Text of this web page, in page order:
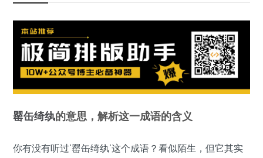
罂缶绮纨的意思，解析这一成语的含义
你有没有听过‘罂缶绮纨’这个成语？看似陌生，但它其实